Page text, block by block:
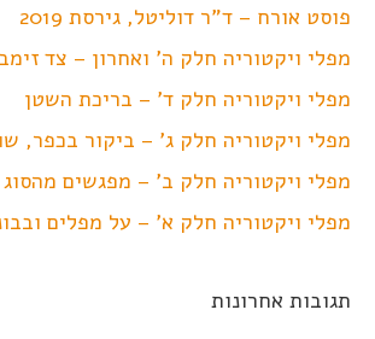
פוסט אורח – ד"ר דוליטל, גירסת 2019
מפלי ויקטוריה חלק ה' ואחרון – צד
מפלי ויקטוריה חלק ד' – בריכת השטן
מפלי ויקטוריה חלק ג' – ביקור בכפר,
מפלי ויקטוריה חלק ב' – מפגשים
מפלי ויקטוריה חלק א' – על מפלים
תגובות אחרונות